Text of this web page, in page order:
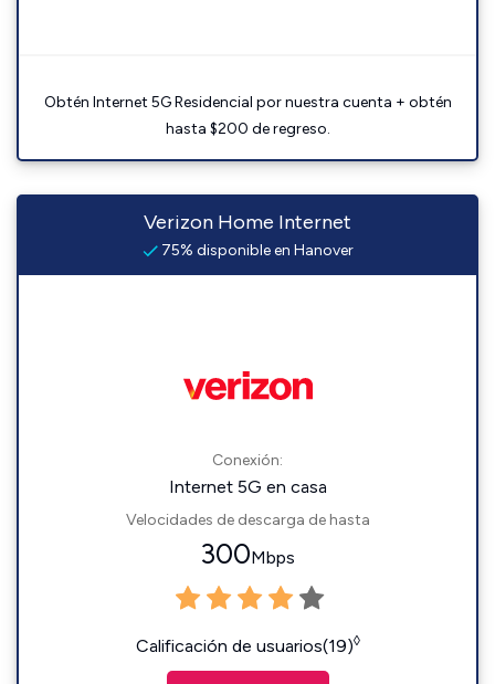
Obtén Internet 5G Residencial por nuestra cuenta + obtén
hasta $200 de regreso.
Verizon Home Internet
75% disponible en Hanover
Conexión:
Internet 5G en casa
Velocidades de descarga de hasta
300Mbps
Calificación de usuarios(19)◊